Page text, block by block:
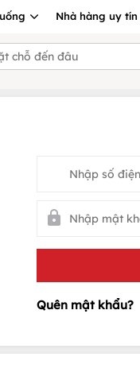
Nhà hàng uy tín